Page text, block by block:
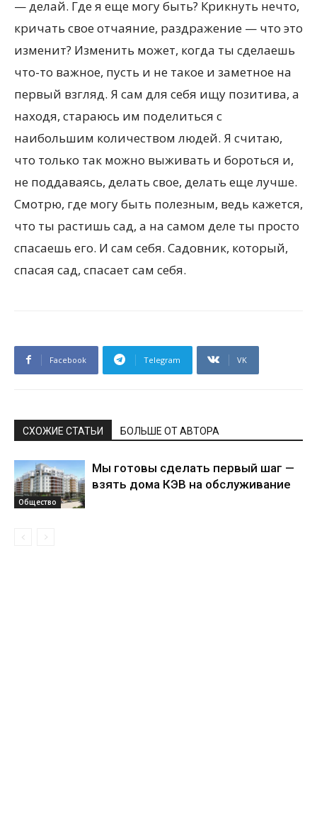
— делай. Где я еще могу быть? Крикнуть нечто,
кричать свое отчаяние, раздражение — что это
изменит? Изменить может, когда ты сделаешь
что-то важное, пусть и не такое и заметное на
первый взгляд. Я сам для себя ищу позитива, а
находя, стараюсь им поделиться с
наибольшим количеством людей. Я считаю,
что только так можно выживать и бороться и,
не поддаваясь, делать свое, делать еще лучше.
Смотрю, где могу быть полезным, ведь кажется,
что ты растишь сад, а на самом деле ты просто
спасаешь его. И сам себя. Садовник, который,
спасая сад, спасает сам себя.
Facebook Telegram VK
СХОЖИЕ СТАТЬИ БОЛЬШЕ ОТ АВТОРА
Общество
Мы готовы сделать первый шаг —
взять дома КЭВ на обслуживание